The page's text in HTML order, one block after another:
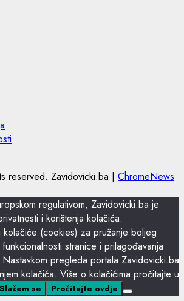
reserved. Zavidovicki.ba | ChromeNews
regulativom, Zavidovicki.ba je
i korištenja kolačića.
kolačiće (cookies) za pružanje boljeg
stranice i prilagođavanja
Nastavkom pregleda portala Zavidovicki.ba
kolačića. Više o kolačićima pročitajte u
Slažem se Pročitajte ovdje